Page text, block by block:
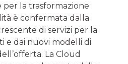
la trasformazione
è confermata dalla
di servizi per la
e dai nuovi modelli di
La Cloud